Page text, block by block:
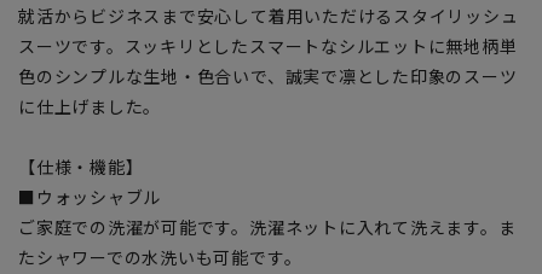
就活からビジネスまで安心して着用いただけるスタイリッシュ
スーツです。スッキリとしたスマートなシルエットに無地柄単
色のシンプルな生地・色合いで、誠実で凛とした印象のスーツ
に仕上げました。
【仕様・機能】
■ウォッシャブル
ご家庭での洗濯が可能です。洗濯ネットに入れて洗えます。ま
たシャワーでの水洗いも可能です。